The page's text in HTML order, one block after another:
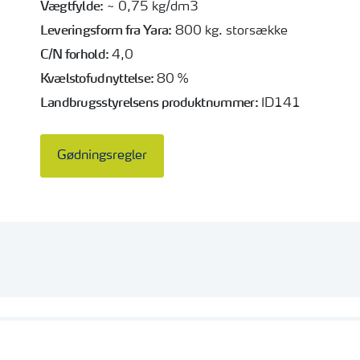
Vægtfylde: ~ 0,75 kg/dm3
Leveringsform fra Yara: 800 kg. storsække
C/N forhold: 4,0
Kvælstofudnyttelse: 80 %
Landbrugsstyrelsens produktnummer: ID141
Gødningsregler